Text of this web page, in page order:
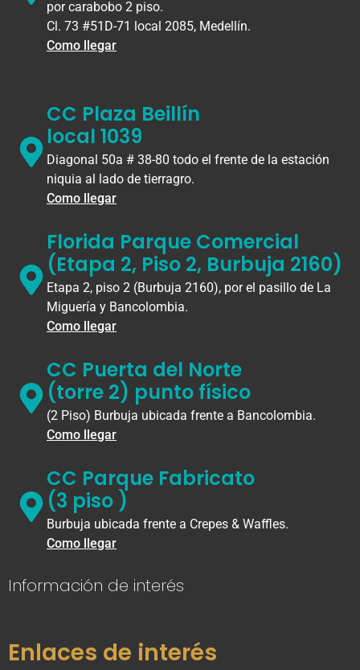
por carabobo 2 piso.
Cl. 73 #51D-71 local 2085, Medellín.
Como llegar
CC Plaza Beillín
local 1039
Diagonal 50a # 38-80 todo el frente de la estación
niquia al lado de tierragro.
Como llegar
Florida Parque Comercial
(Etapa 2, Piso 2, Burbuja 2160)
Etapa 2, piso 2 (Burbuja 2160), por el pasillo de La
Miguería y Bancolombia.
Como llegar
CC Puerta del Norte
(torre 2) punto físico
(2 Piso) Burbuja ubicada frente a Bancolombia.
Como llegar
CC Parque Fabricato
(3 piso )
Burbuja ubicada frente a Crepes & Waffles.
Como llegar
Información de interés
Enlaces de interés